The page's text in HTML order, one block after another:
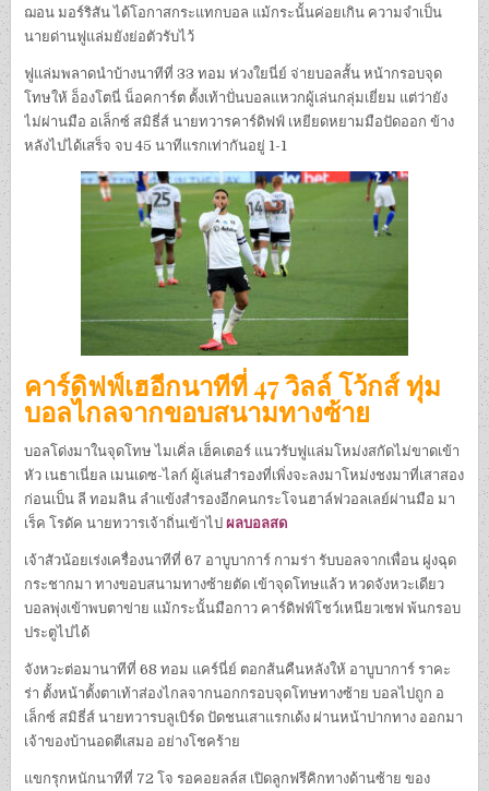
ฌอน มอร์ริสัน ได้โอกาสกระแทกบอล แม้กระนั้นค่อยเกิน ความจำเป็น
นายด่านฟูแล่มยังย่อตัวรับไว้
ฟูแล่มพลาดนำบ้างนาทีที่ 33 ทอม ห่วงใยนี่ย์ จ่ายบอลสั้น หน้ากรอบจุด
โทษให้ อ็องโตนี่ น็อคการ์ต ตั้งเท้าปั่นบอลแหวกผู้เล่นกลุ่มเยี่ยม แต่ว่ายัง
ไม่ผ่านมือ อเล็กซ์ สมิธี่ส์ นายทวารคาร์ดิฟฟ์ เหยียดหยามมือปัดออก ข้าง
หลังไปได้เสร็จ จบ 45 นาทีแรกเท่ากันอยู่ 1-1
คาร์ดิฟฟ์เฮอีกนาทีที่ 47 วิลล์ โว้กส์ ทุ่ม
บอลไกลจากขอบสนามทางซ้าย
บอลโด่งมาในจุดโทษ ไมเคิ่ล เฮ็คเตอร์ แนวรับฟูแล่มโหม่งสกัดไม่ขาดเข้า
หัว เนธาเนี่ยล เมนเดซ-ไลก์ ผู้เล่นสำรองที่เพิ่งจะลงมาโหม่งชงมาที่เสาสอง
ก่อนเป็น ลี ทอมลิน ลำแข้งสำรองอีกคนกระโจนฮาล์ฟวอลเลย์ผ่านมือ มา
เร็ค โรดัค นายทวารเจ้าถิ่นเข้าไปผลบอลสด
เจ้าสัวน้อยเร่งเครื่องนาทีที่ 67 อาบูบาการ์ กามร่า รับบอลจากเพื่อน ฝูงฉุด
กระชากมา ทางขอบสนามทางซ้ายตัด เข้าจุดโทษแล้ว หวดจังหวะเดียว
บอลพุ่งเข้าพบตาข่าย แม้กระนั้นมือกาว คาร์ดิฟฟ์โชว์เหนียวเซฟ พ้นกรอบ
ประตูไปได้
จังหวะต่อมานาทีที่ 68 ทอม แคร์นี่ย์ ตอกส้นคืนหลังให้ อาบูบาการ์ ราคะ
ร่า ตั้งหน้าตั้งตาเท้าส่องไกลจากนอกกรอบจุดโทษทางซ้าย บอลไปถูก อ
เล็กซ์ สมิธี่ส์ นายทวารบลูเบิร์ด ปัดชนเสาแรกเด้ง ผ่านหน้าปากทาง ออกมา
เจ้าของบ้านอดตีเสมอ อย่างโชคร้าย
แขกรุกหนักนาทีที่ 72 โจ รอคอยลล์ส เปิดลูกฟรีคิกทางด้านซ้าย ของ